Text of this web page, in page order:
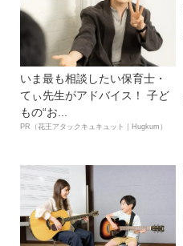
いま最も相談したい保育士・
てぃ先生がアドバイス！ 子ど
もの“お...
PR（花王アタックキュキュット｜Hugkum）